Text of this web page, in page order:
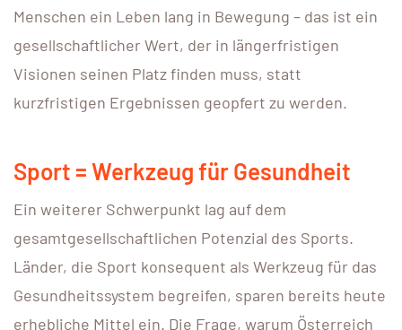
Menschen ein Leben lang in Bewegung – das ist ein
gesellschaftlicher Wert, der in längerfristigen
Visionen seinen Platz finden muss, statt
kurzfristigen Ergebnissen geopfert zu werden.
Sport = Werkzeug für Gesundheit
Ein weiterer Schwerpunkt lag auf dem
gesamtgesellschaftlichen Potenzial des Sports.
Länder, die Sport konsequent als Werkzeug für das
Gesundheitssystem begreifen, sparen bereits heute
erhebliche Mittel ein. Die Frage, warum Österreich